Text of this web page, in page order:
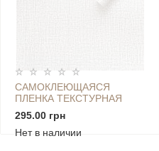
САМОКЛЕЮЩАЯСЯ
ПЛЕНКА ТЕКСТУРНАЯ
КОРИЧНЕВАЯ 0,45Х10М
SW-00001260
295.00 грн
Нет в наличии